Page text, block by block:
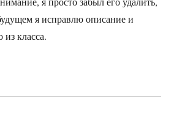
я исправлю описание и
из класса.